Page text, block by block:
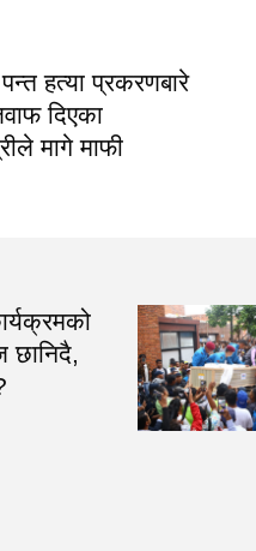
पन्त हत्या प्रकरणबारे
दिएका
मागे माफी
छानिदै,